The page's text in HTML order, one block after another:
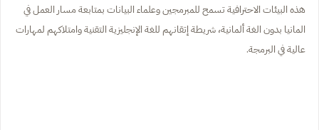
هذه البيئات الاحترافية تسمح للمبرمجين وعلماء البيانات بمتابعة مسار العمل في
المانيا بدون الغة ألمانية، شريطة إتقانهم للغة الإنجليزية التقنية وامتلاكهم لمهارات
عالية في البرمجة.